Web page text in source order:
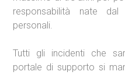
responsabilità nate
personali.
Tutti gli incidenti che
portale di supporto si